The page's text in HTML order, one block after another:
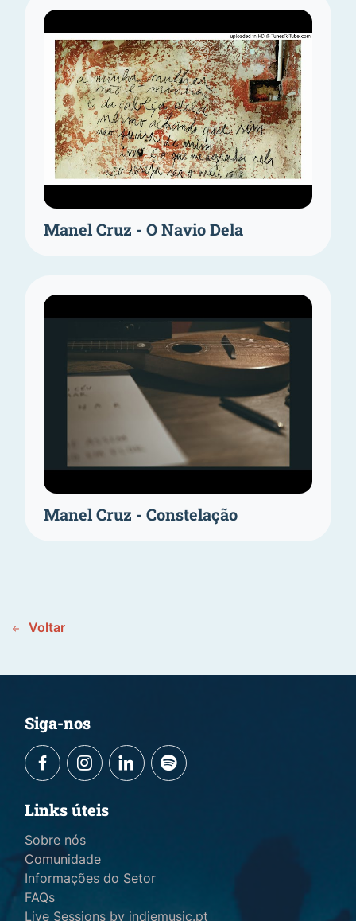
Manel Cruz - O Navio Dela
Manel Cruz - Constelação
Voltar
Siga-nos
Links úteis
Sobre nós
Comunidade
Informações do Setor
FAQs
Live Sessions by indiemusic.pt